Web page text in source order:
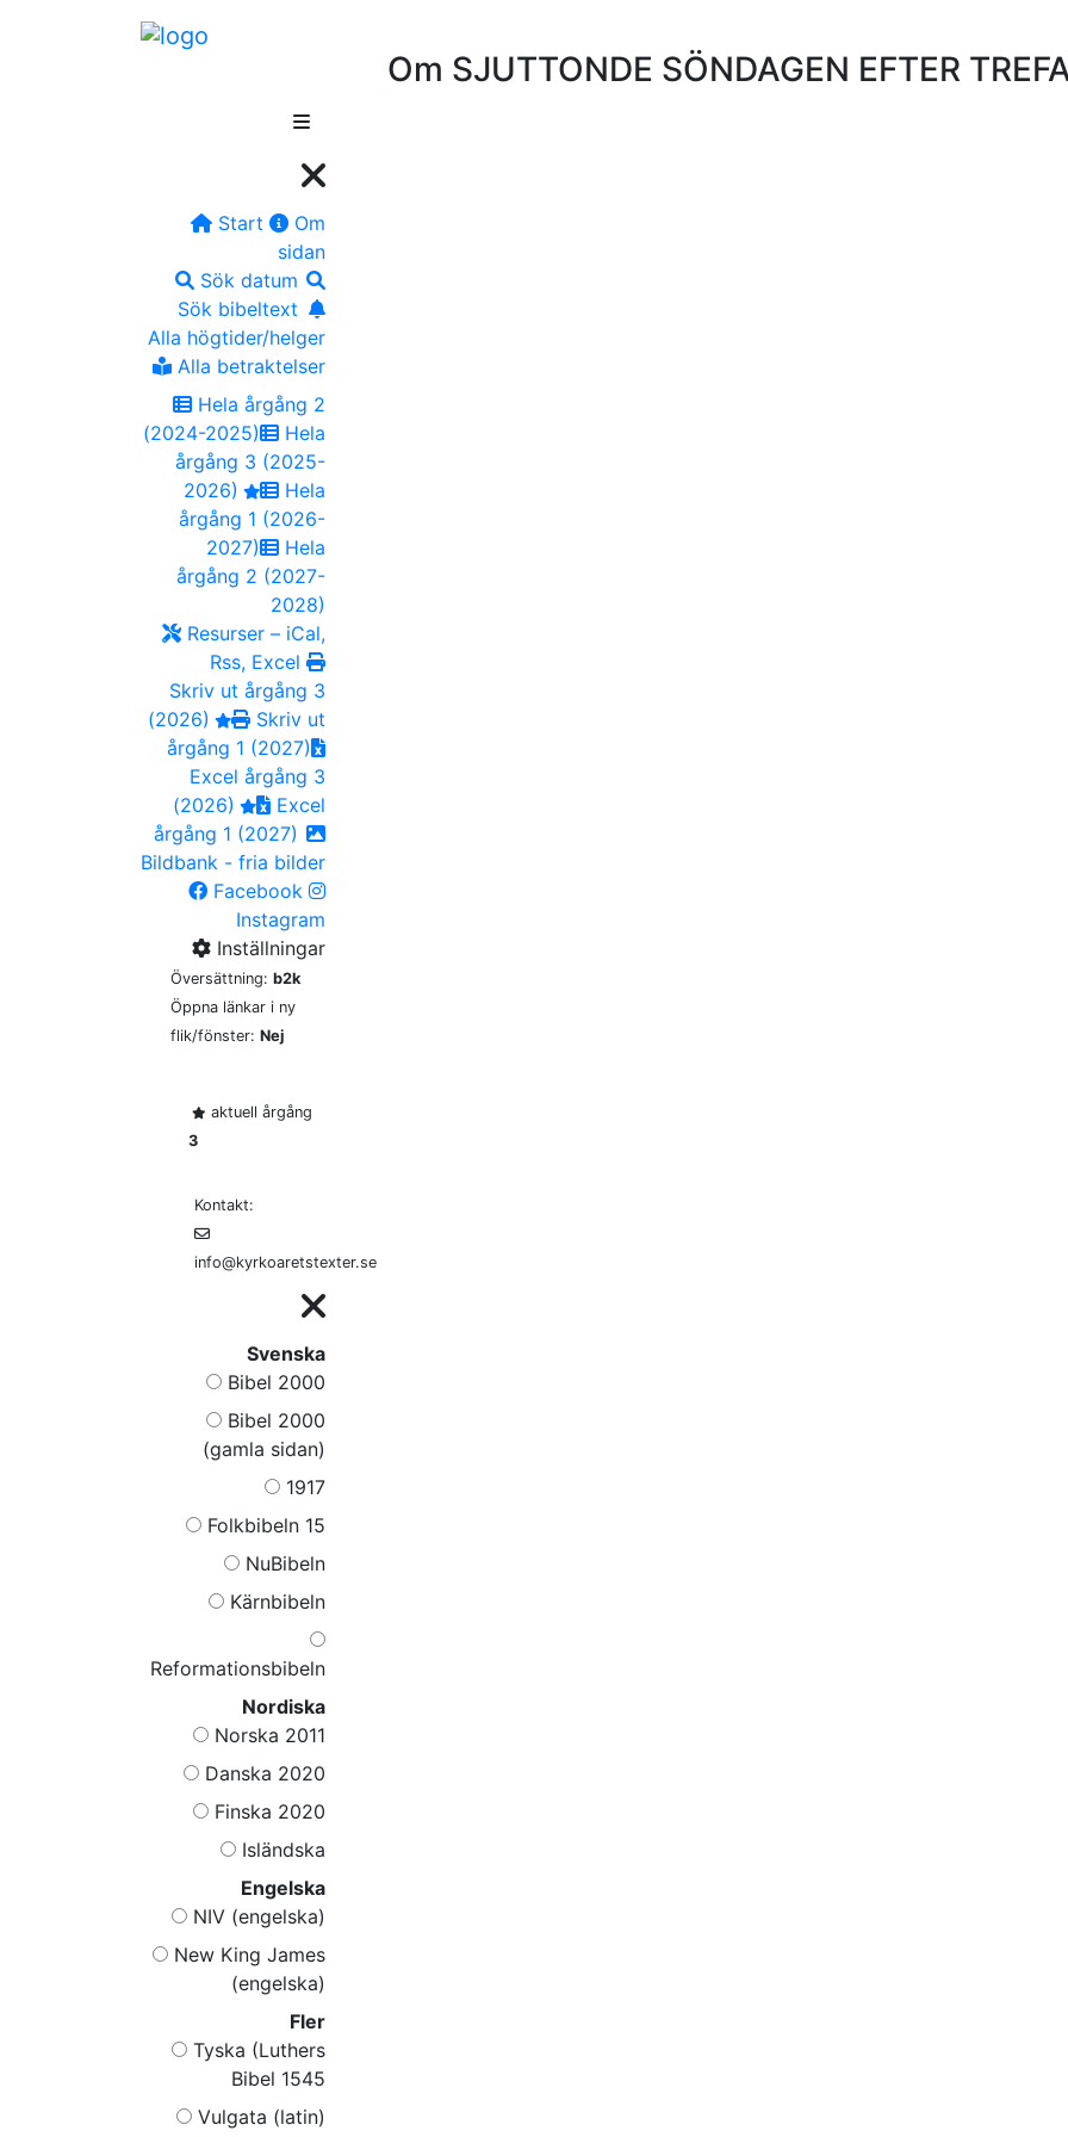
Om SJUTTONDE SÖNDAGEN EFTER
Start
Om
sidan
Sök datum
Sök bibeltext
Alla högtider/helger
Alla betraktelser
Hela årgång 2
(2024-2025)
Hela
årgång 3 (2025-
2026)
Hela
årgång 1 (2026-
2027)
Hela
årgång 2 (2027-
2028)
Resurser – iCal,
Rss, Excel
Skriv ut årgång 3
(2026)
Skriv ut
årgång 1 (2027)
Excel årgång 3
(2026)
Excel
årgång 1 (2027)
Bildbank - fria bilder
Facebook
Instagram
Inställningar
Översättning: b2k
Öppna länkar i ny
flik/fönster: Nej
aktuell årgång
3
Kontakt:
info@kyrkoaretstexter.se
Svenska
Bibel 2000
Bibel 2000
(gamla sidan)
1917
Folkbibeln 15
NuBibeln
Kärnbibeln
Reformationsbibeln
Nordiska
Norska 2011
Danska 2020
Finska 2020
Isländska
Engelska
NIV (engelska)
New King James
(engelska)
Fler
Tyska (Luthers
Bibel 1545
Vulgata (latin)